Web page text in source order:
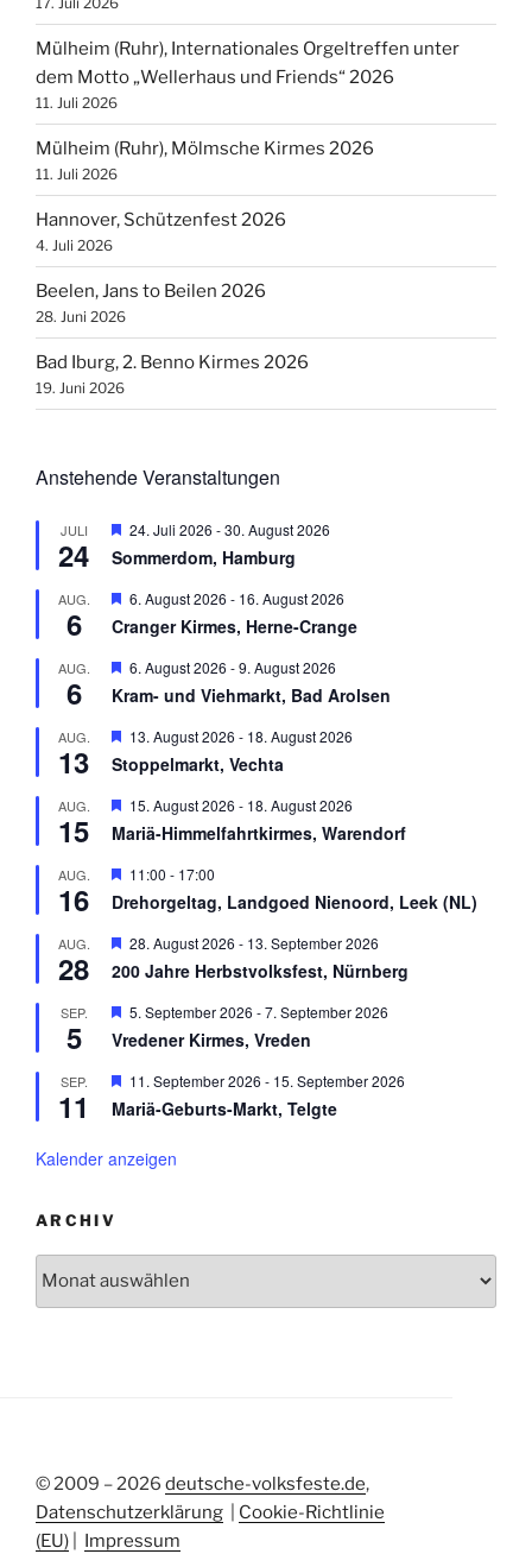
Mülheim (Ruhr), Internationales Orgeltreffen unter
dem Motto „Wellerhaus und Friends“ 2026
11. Juli 2026
Mülheim (Ruhr), Mölmsche Kirmes 2026
11. Juli 2026
Hannover, Schützenfest 2026
4. Juli 2026
Beelen, Jans to Beilen 2026
28. Juni 2026
Bad Iburg, 2. Benno Kirmes 2026
19. Juni 2026
Anstehende Veranstaltungen
JULI
24
H
r
o
r
e
h
o
e
24. Juli 2026 -30. August 2026
Sommerdom, Hamburg
AUG.
6
H
r
o
r
e
h
o
e
6. August 2026 - 16. August 2026
Cranger Kirmes, Herne-Crange
AUG.
6
H
r
o
r
e
h
o
e
6. August 2026 -9. August 2026
Kram- und Viehmarkt, Bad Arolsen
AUG.
13
H
r
o
r
e
h
o
e
n
13. August 2026 - 18. August 2026
Stoppelmarkt, Vechta
AUG.
15
H
r
o
r
e
h
o
e
15. August 2026 - 18. August 2026
Mariä-Himmelfahrtkirmes, Warendorf
AUG.
16
H
r
o
r
e
h
o
e
11:00 - 17:00
Drehorgeltag, Landgoed Nienoord, Leek (NL)
AUG.
28
H
r
o
r
e
h
o
n
28. August 2026 - 13. September 2026
200 Jahre Herbstvolksfest, Nürnberg
SEP.
5
H
r
o
r
h
5. September 2026 -7. September 2026
Vredener Kirmes, Vreden
SEP.
11
H
r
o
o
e
n
11. September 2026 - 15. September 2026
Mariä-Geburts-Markt, Telgte
Kalender anzeigen
ARCHIV
© 2009 – 2026 deutsche-volksfeste.de,
Datenschutzerklärung
Cookie-Richtlinie
(EU)
Impressum